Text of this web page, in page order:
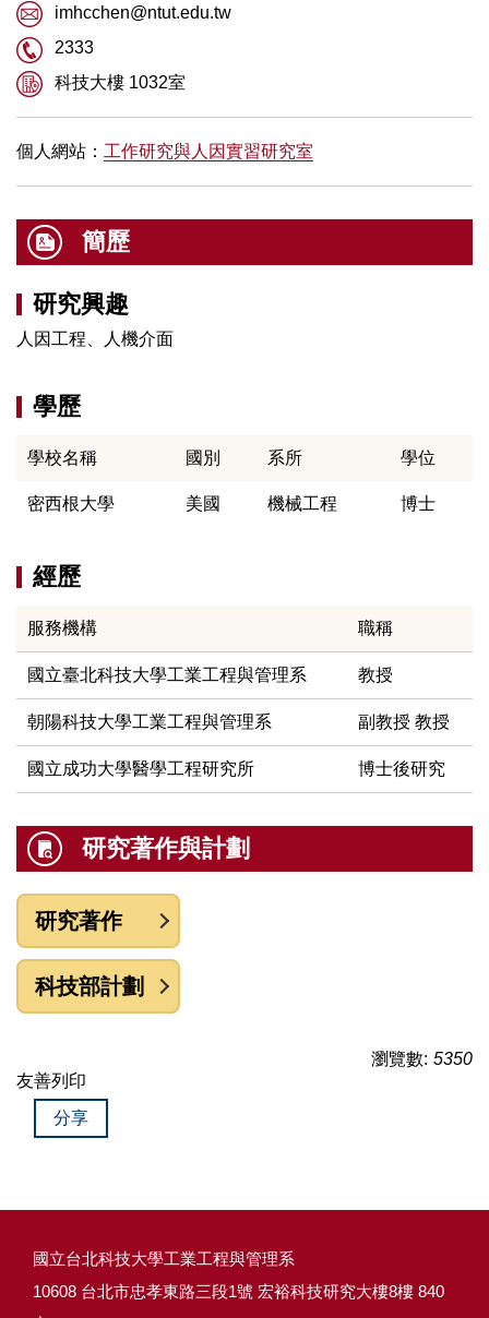
imhcchen@ntut.edu.tw
2333
科技大樓 1032室
個人網站： 工作研究與人因實習研究室
簡歷
研究興趣
人因工程、人機介面
學歷
學校名稱 國別 系所 學位
密西根大學 美國 機械工程 博士
經歷
服務機構 職稱
國立臺北科技大學工業工程與管理系 教授
朝陽科技大學工業工程與管理系 副教授 教授
國立成功大學醫學工程研究所 博士後研究
研究著作與計劃
研究著作
科技部計劃
瀏覽數: 5350
友善列印
分享
國立台北科技大學工業工程與管理系
10608 台北市忠孝東路三段1號 宏裕科技研究大樓8樓 840